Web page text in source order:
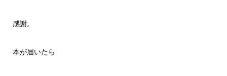
感謝。
本が届いたら